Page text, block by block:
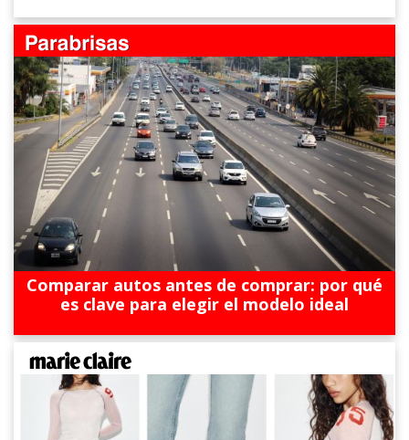
Comparar autos antes de comprar: por qué
es clave para elegir el modelo ideal